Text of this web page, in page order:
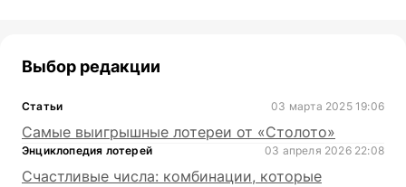
Выбор редакции
Статьи 03 марта 2025 19:06
Самые выигрышные лотереи от «Столото»
Энциклопедия лотерей 03 апреля 2026 22:08
Счастливые числа: комбинации, которые